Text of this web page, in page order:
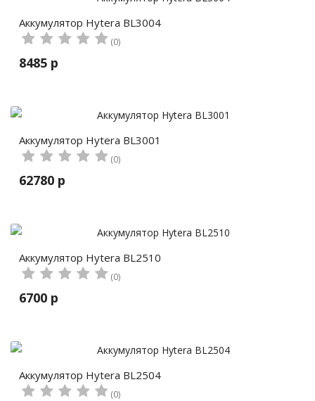
Аккумулятор Hytera BL3004
(0)
8485 р
Аккумулятор Hytera BL3001
(0)
62780 р
Аккумулятор Hytera BL2510
(0)
6700 р
Аккумулятор Hytera BL2504
(0)